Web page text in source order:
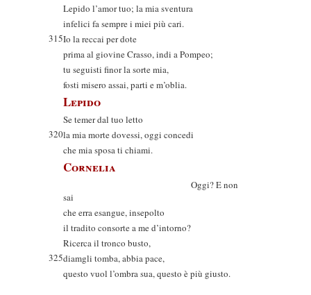
Lepido l’amor tuo; la mia sventura
infelici fa sempre i miei più cari.
315Io la reccai per dote
prima al giovine Crasso, indi a Pompeo;
tu seguisti finor la sorte mia,
fosti misero assai, parti e m’oblia.
Lepido
Se temer dal tuo letto
320la mia morte dovessi, oggi concedi
che mia sposa ti chiami.
Cornelia
Oggi? E non
sai
che erra esangue, insepolto
il tradito consorte a me d’intorno?
Ricerca il tronco busto,
325diamgli tomba, abbia pace,
questo vuol l’ombra sua, questo è più giusto.